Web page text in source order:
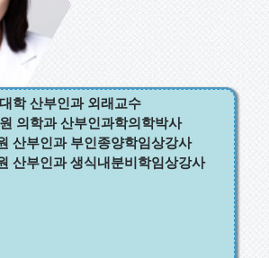
/
닉
학 산부인과 외래교수
의학과 산부인과학의학박사
산부인과 부인종양학임상강사
산부인과 생식내분비학임상강사